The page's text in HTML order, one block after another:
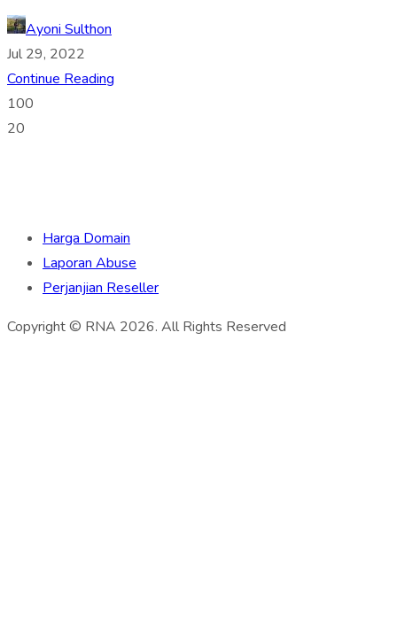
Ayoni Sulthon
Jul 29, 2022
Continue Reading
100
20
Harga Domain
Laporan Abuse
Perjanjian Reseller
Copyright © RNA 2026. All Rights Reserved